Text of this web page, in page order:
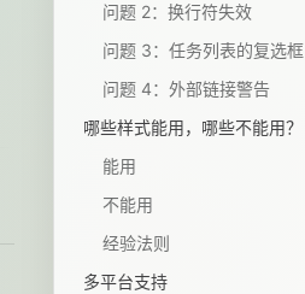
问题 2：换行符失效
问题 3：任务列表的复选框
问题 4：外部链接警告
哪些样式能用，哪些不能用？
能用
不能用
经验法则
多平台支持